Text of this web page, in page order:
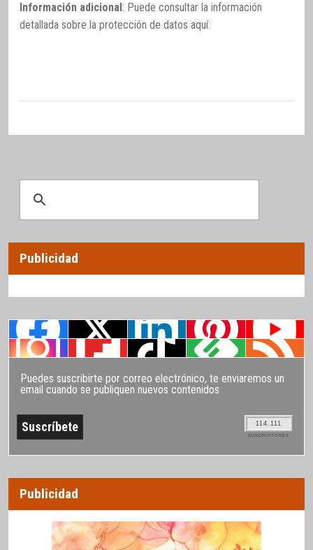
Información adicional : Puede consultar la información
detallada sobre la protección de datos aquí.
Publicidad
Puedes suscribirte por correo electrónico, te enviaremos un
email cuando se publiquen nuevos contenidos
114.111
SUSCRIPTORES
Publicidad